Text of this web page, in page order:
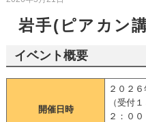
岩手(ピアカン
イベント概要
開催日時
２０２
（受付
２：０